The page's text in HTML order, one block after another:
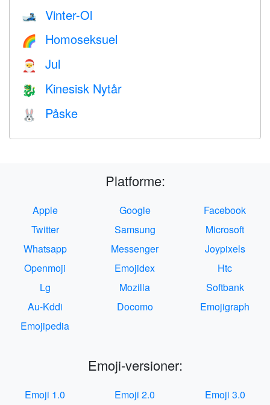
🎿 Vinter-Ol
🌈 Homoseksuel
🎅 Jul
🐉 Kinesisk Nytår
🐰 Påske
Platforme:
Apple Google
Facebook
Twitter
Samsung
Microsoft
Whatsapp
Messenger
Joypixels
Openmoji
Emojidex
Htc
Lg
Mozilla
Softbank
Au-Kddi
Docomo
Emojigraph
Emojipedia
Emoji-versioner:
Emoji 1.0 Emoji 2.0 Emoji 3.0